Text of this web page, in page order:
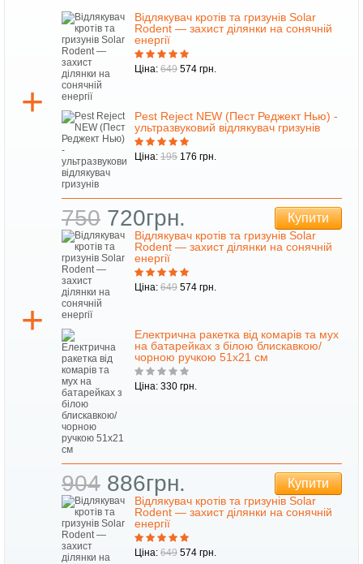
Відлякувач кротів та гризунів Solar
Rodent — захист ділянки на сонячній
енергії
Ціна: 649 574 грн.
Pest Reject NEW (Пест Реджект Нью) -
ультразвуковий відлякувач гризунів
Ціна: 195 176 грн.
750 720грн. Купити
Відлякувач кротів та гризунів Solar
Rodent — захист ділянки на сонячній
енергії
Ціна: 649 574 грн.
Електрична ракетка від комарів та мух
на батарейках з білою блискавкою/
чорною ручкою 51х21 см
Ціна: 330 грн.
904 886грн. Купити
Відлякувач кротів та гризунів Solar
Rodent — захист ділянки на сонячній
енергії
Ціна: 649 574 грн.